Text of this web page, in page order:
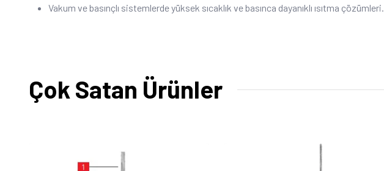
Vakum ve basınçlı sistemlerde yüksek sıcaklık ve basınca dayanıklı ısıtma çözümleri.
Çok Satan Ürünler